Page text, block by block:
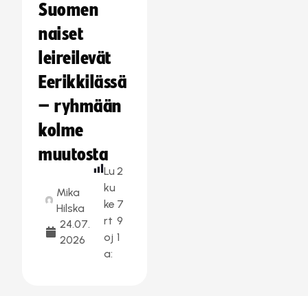
Suomen
naiset
leireilevät
Eerikkilässä
– ryhmään
kolme
muutosta
Mika
Hilska
24.07.
2026
Lu
ku
ke
rt
oj
a:
2
7
9
1